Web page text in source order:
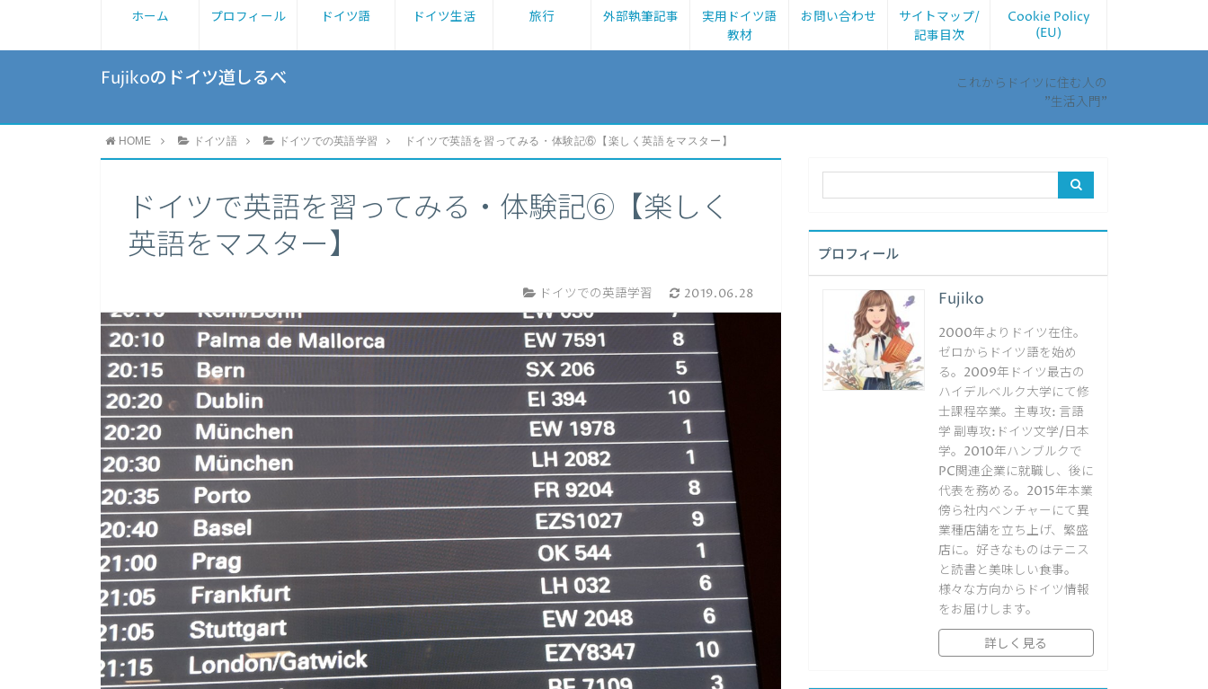
ホーム プロフィール ドイツ語 ドイツ生活 旅行 外部執筆記事
実用ドイツ語
教材
お問い合わせ
サイトマップ/
記事目次
Cookie Policy
(EU)
Fujikoのドイツ道しるべ
これからドイツに住む人の
”生活入門”
HOME ドイツ語 ドイツでの英語学習 ドイツで英語を習ってみる・体験記⑥【楽しく英語をマスター】
ドイツで英語を習ってみる・体験記⑥【楽しく
英語をマスター】
ドイツでの英語学習 2019.06.28
プロフィール
Fujiko
2000年よりドイツ在住。
ゼロからドイツ語を始め
る。2009年ドイツ最古の
ハイデルベルク大学にて修
士課程卒業。主専攻: 言語
学 副専攻:ドイツ文学/日本
学。2010年ハンブルクで
PC関連企業に就職し、後に
代表を務める。2015年本業
傍ら社内ベンチャーにて異
業種店舗を立ち上げ、繁盛
店に。好きなものはテニス
と読書と美味しい食事。
様々な方向からドイツ情報
をお届けします。
詳しく見る